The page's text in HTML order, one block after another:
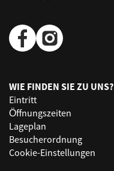
WIE FINDEN SIE ZU UNS?
Eintritt
Öffnungszeiten
Lageplan
Besucherordnung
Cookie-Einstellungen